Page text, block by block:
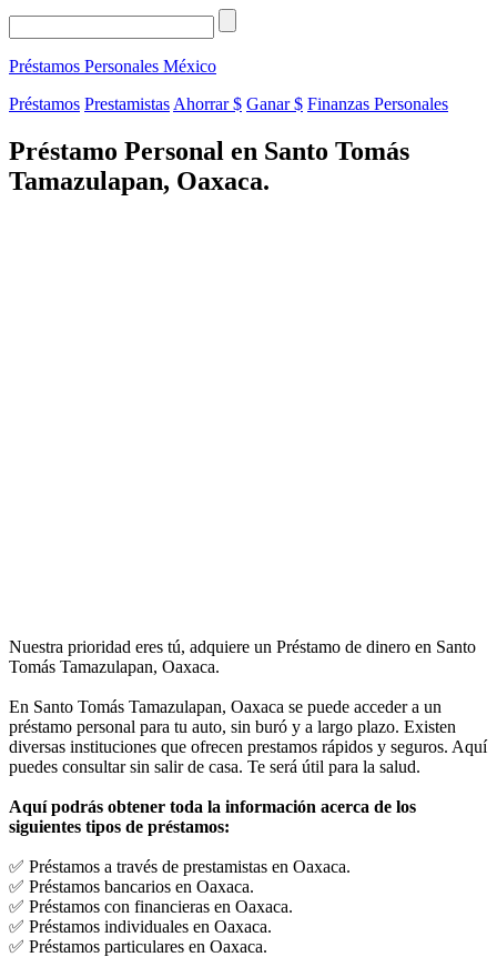
Préstamos Personales México
Préstamos Prestamistas Ahorrar $ Ganar $ Finanzas Personales
Préstamo Personal en Santo Tomás
Tamazulapan, Oaxaca.
Nuestra prioridad eres tú, adquiere un Préstamo de dinero en Santo
Tomás Tamazulapan, Oaxaca.
En Santo Tomás Tamazulapan, Oaxaca se puede acceder a un
préstamo personal para tu auto, sin buró y a largo plazo. Existen
diversas instituciones que ofrecen prestamos rápidos y seguros. Aquí
puedes consultar sin salir de casa. Te será útil para la salud.
Aquí podrás obtener toda la información acerca de los
siguientes tipos de préstamos:
✅ Préstamos a través de prestamistas en Oaxaca.
✅ Préstamos bancarios en Oaxaca.
✅ Préstamos con financieras en Oaxaca.
✅ Préstamos individuales en Oaxaca.
✅ Préstamos particulares en Oaxaca.